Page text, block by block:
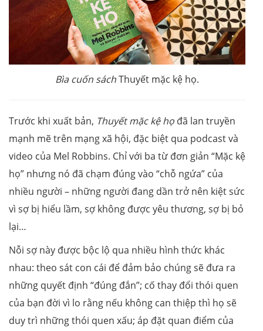
Bìa cuốn sáchThuyết mặc kệ họ.
Trước khi xuất bản, Thuyết mặc kệ họ đã lan truyền
mạnh mẽ trên mạng xã hội, đặc biệt qua podcast và
video của Mel Robbins. Chỉ với ba từ đơn giản “Mặc kệ
họ” nhưng nó đã chạm đúng vào “chỗ ngứa” của
nhiều người – những người đang dần trở nên kiệt sức
vì sợ bị hiểu lầm, sợ không được yêu thương, sợ bị bỏ
lại…
Nỗi sợ này được bộc lộ qua nhiều hình thức khác
nhau: theo sát con cái để đảm bảo chúng sẽ đưa ra
những quyết định “đúng đắn”; cố thay đổi thói quen
của bạn đời vì lo rằng nếu không can thiệp thì họ sẽ
duy trì những thói quen xấu; áp đặt quan điểm của